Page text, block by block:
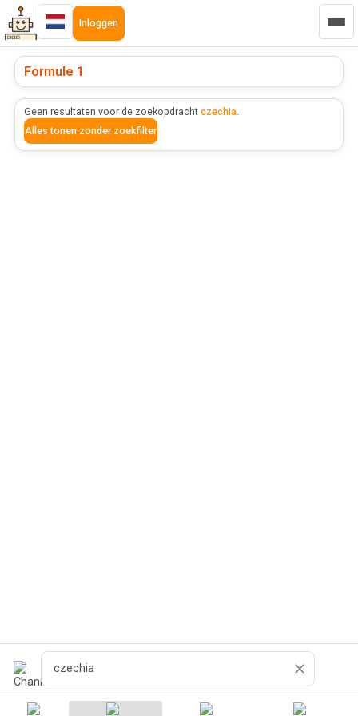
Inloggen
Formule 1
Geen resultaten voor de zoekopdracht czechia.
Alles tonen zonder zoekfilter
Zoeken